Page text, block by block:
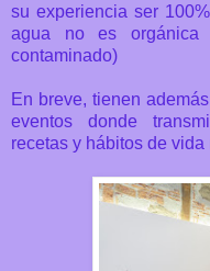
su experiencia ser
agua no es
contaminado)
En breve, tienen
eventos donde
recetas y hábitos de